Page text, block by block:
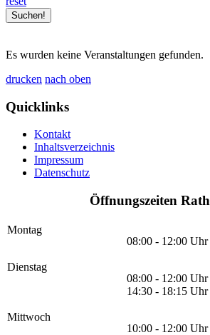
Es wurden keine Veranstaltungen gefunden.
drucken nach oben
Quicklinks
Kontakt
Inhaltsverzeichnis
Impressum
Datenschutz
Öffnungszeiten
Montag
08:00 - 12:00 Uhr
Dienstag
08:00 - 12:00 Uhr
14:30 - 18:15 Uhr
Mittwoch
10:00 - 12:00 Uhr